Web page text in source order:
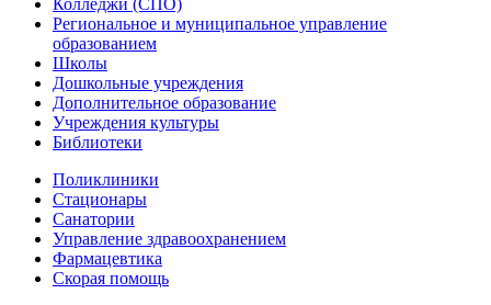
Колледжи (СПО)
Региональное и муниципальное управление
образованием
Школы
Дошкольные учреждения
Дополнительное образование
Учреждения культуры
Библиотеки
Поликлиники
Стационары
Санатории
Управление здравоохранением
Фармацевтика
Скорая помощь